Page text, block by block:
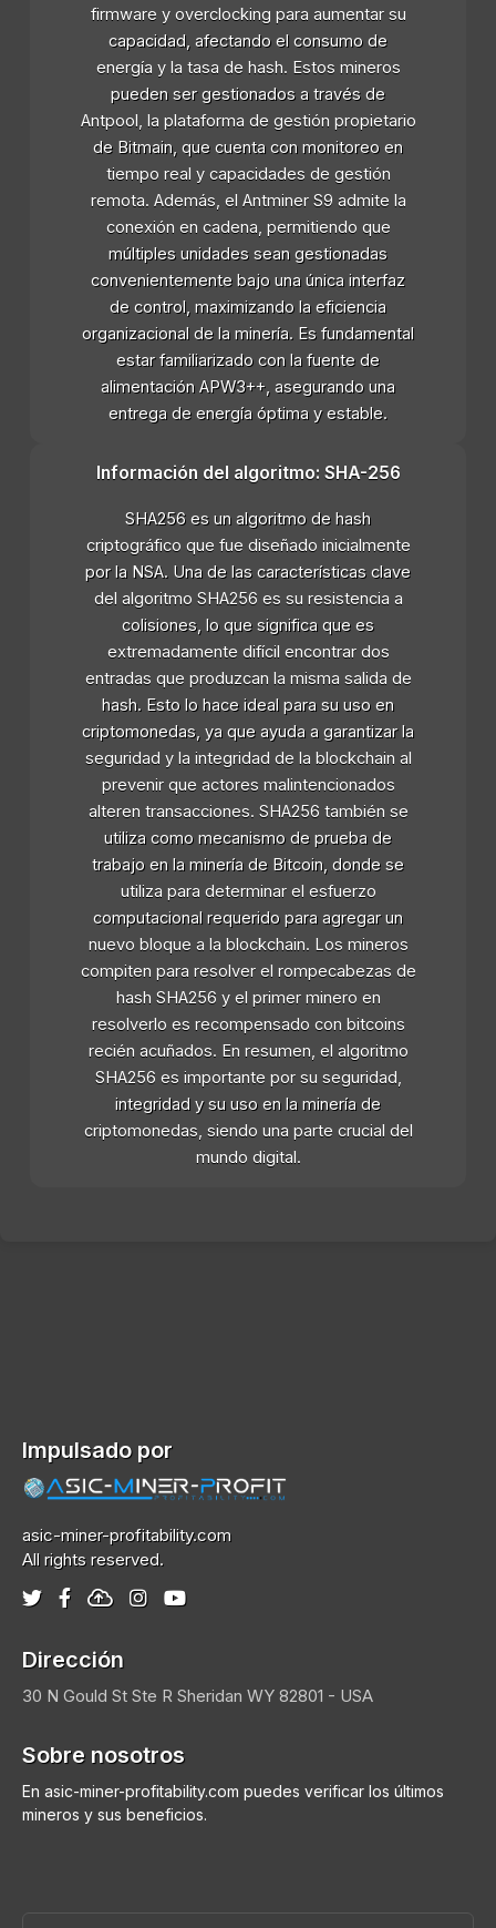
firmware y overclocking para aumentar su
capacidad, afectando el consumo de
energía y la tasa de hash. Estos mineros
pueden ser gestionados a través de
Antpool, la plataforma de gestión propietario
de Bitmain, que cuenta con monitoreo en
tiempo real y capacidades de gestión
remota. Además, el Antminer S9 admite la
conexión en cadena, permitiendo que
múltiples unidades sean gestionadas
convenientemente bajo una única interfaz
de control, maximizando la eficiencia
organizacional de la minería. Es fundamental
estar familiarizado con la fuente de
alimentación APW3++, asegurando una
entrega de energía óptima y estable.
Información del algoritmo: SHA-256
SHA256 es un algoritmo de hash
criptográfico que fue diseñado inicialmente
por la NSA. Una de las características clave
del algoritmo SHA256 es su resistencia a
colisiones, lo que significa que es
extremadamente difícil encontrar dos
entradas que produzcan la misma salida de
hash. Esto lo hace ideal para su uso en
criptomonedas, ya que ayuda a garantizar la
seguridad y la integridad de la blockchain al
prevenir que actores malintencionados
alteren transacciones. SHA256 también se
utiliza como mecanismo de prueba de
trabajo en la minería de Bitcoin, donde se
utiliza para determinar el esfuerzo
computacional requerido para agregar un
nuevo bloque a la blockchain. Los mineros
compiten para resolver el rompecabezas de
hash SHA256 y el primer minero en
resolverlo es recompensado con bitcoins
recién acuñados. En resumen, el algoritmo
SHA256 es importante por su seguridad,
integridad y su uso en la minería de
criptomonedas, siendo una parte crucial del
mundo digital.
Impulsado por
asic-miner-profitability.com
All rights reserved.
Dirección
30 N Gould St Ste R Sheridan WY 82801 - USA
Sobre nosotros
En asic-miner-profitability.com puedes verificar los últimos
mineros y sus beneficios.